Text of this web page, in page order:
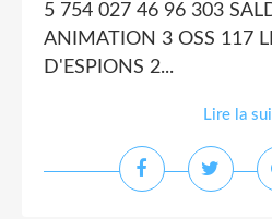
5 754 027 46 96 303
ANIMATION 3 OSS 117
D'ESPIONS 2...
Lire la